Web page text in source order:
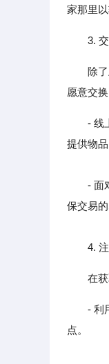
家那里
3.
除
愿意交
- 线
提供物
- 面对
保交易
4. 注
在
- 利
点。